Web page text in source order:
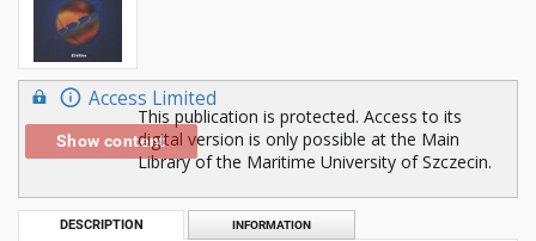
Access Limited
Show content
This publication is protected. Access to its
digital version is only possible at the Main
Library of the Maritime University of Szczecin.
DESCRIPTION INFORMATION